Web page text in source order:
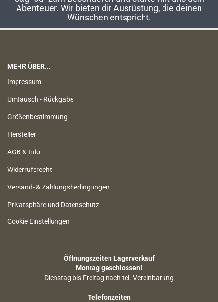
Abenteuer. Wir bieten dir Ausrüstung, die deinen
Wünschen entspricht.
MEHR ÜBER...
Impressum
Umtausch - Rückgabe
Größenbestimmung
Hersteller
AGB & Info
Widerrufsrecht
Versand- & Zahlungsbedingungen
Privatsphäre und Datenschutz
Cookie Einstellungen
Öffnungszeiten Lagerverkauf
Montag geschlossen!
Dienstag bis Freitag nach tel. Vereinbarung
Telefonzeiten